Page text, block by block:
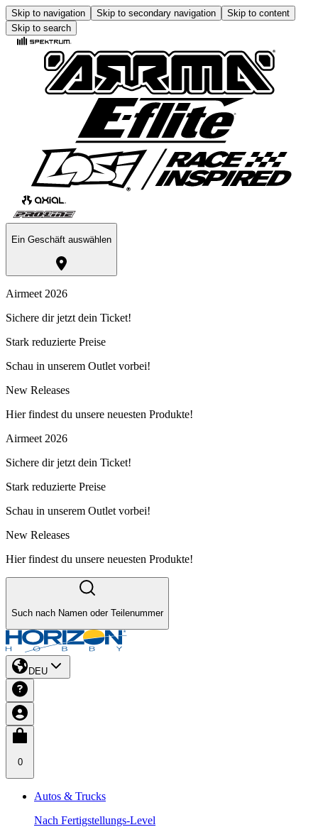
Skip to navigation Skip to secondary navigation
Skip to content
Skip to search
Ein Geschäft auswählen
Airmeet 2026
Sichere dir jetzt dein Ticket!
Stark reduzierte Preise
Schau in unserem Outlet vorbei!
New Releases
Hier findest du unsere neuesten Produkte!
Airmeet 2026
Sichere dir jetzt dein Ticket!
Stark reduzierte Preise
Schau in unserem Outlet vorbei!
New Releases
Hier findest du unsere neuesten Produkte!
Such nach Namen oder Teilenummer
DEU
0
Autos & Trucks
Nach Fertigstellungs-Level